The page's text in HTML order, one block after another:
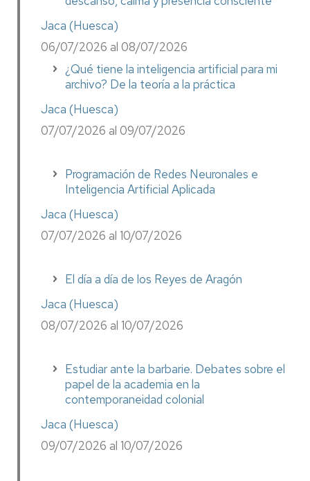
Jaca (Huesca)
06/07/2026 al 08/07/2026
¿Qué tiene la inteligencia artificial para mi
archivo? De la teoría a la práctica
Jaca (Huesca)
07/07/2026 al 09/07/2026
Programación de Redes Neuronales e
Inteligencia Artificial Aplicada
Jaca (Huesca)
07/07/2026 al 10/07/2026
El día a día de los Reyes de Aragón
Jaca (Huesca)
08/07/2026 al 10/07/2026
Estudiar ante la barbarie. Debates sobre el
papel de la academia en la
contemporaneidad colonial
Jaca (Huesca)
09/07/2026 al 10/07/2026